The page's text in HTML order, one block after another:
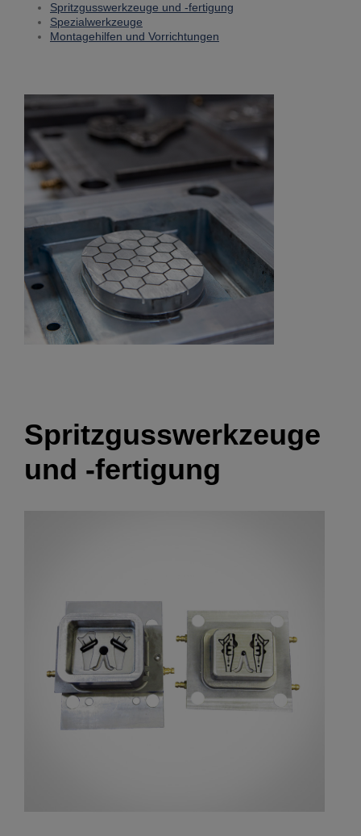
Spritzgusswerkzeuge und -fertigung
Spezialwerkzeuge
Montagehilfen und Vorrichtungen
Spritzgusswerkzeuge
und -fertigung